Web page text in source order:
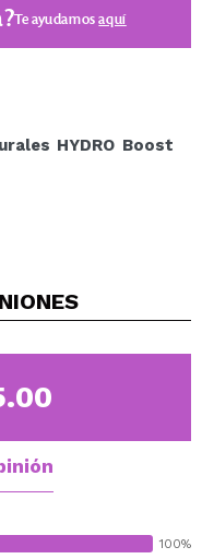
Te ayudamosaquí
HYDRO Boost
de limnanthes
en forma de un
100%